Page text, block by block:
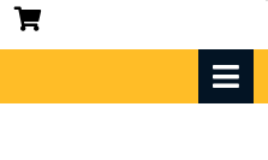
shopping
cart